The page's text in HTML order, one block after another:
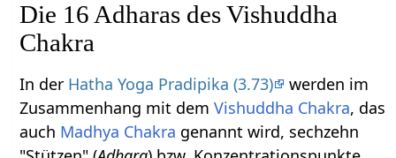
Die 16 Adharas des Vishuddha
Chakra
In der Hatha Yoga Pradipika (3.73)
werden im
Zusammenhang mit demVishuddha Chakra, das
auch Madhya Chakra genannt wird, sechzehn